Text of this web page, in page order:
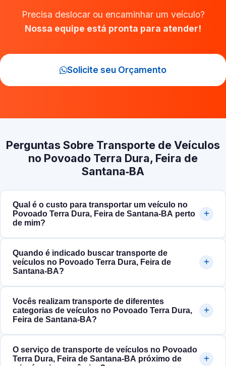
Precisa deslocar ou encaminhar um veículo?
Nossa equipe está pronta para atender!
Solicite seu Orçamento
Perguntas Sobre Transporte de Veículos
no Povoado Terra Dura, Feira de
Santana‑BA
Qual é o custo para transportar um veículo no
Povoado Terra Dura, Feira de Santana‑BA perto
de mim?
Quando é indicado buscar transporte de
veículos no Povoado Terra Dura, Feira de
Santana‑BA?
Vocês realizam transporte de diferentes
categorias de veículos no Povoado Terra Dura,
Feira de Santana‑BA?
O serviço de transporte de veículos no Povoado
Terra Dura, Feira de Santana‑BA próximo de